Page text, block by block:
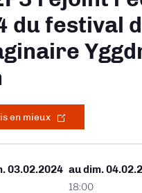
du festival
en mieux
03.02.2024 audim.
18:00